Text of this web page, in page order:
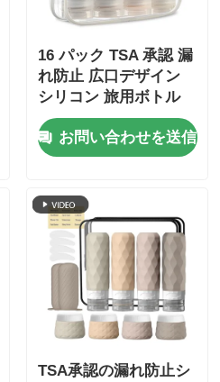
16 パック TSA 承認 漏
れ防止 広口デザイン
シリコン 旅用ボトル
セット 再充填可能な
トイレットリー容器
お問い合わせを送信
TSA承認の漏れ防止シ